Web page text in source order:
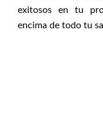
exitosos en tu
encima de todo tu